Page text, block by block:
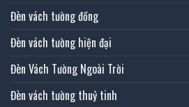
Đèn vách tường đồng
Đèn vách tường hiện đại
Đèn Vách Tường Ngoài Trời
Đèn vách tường thuỷ tinh